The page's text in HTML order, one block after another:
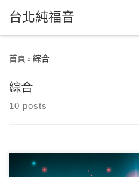
Skip to content
台北純福音
首頁 » 綜合
綜合
10 posts